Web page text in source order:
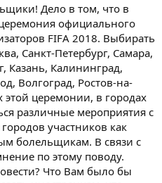
Дело в том, что в
официального
FIFA 2018. Выбирать
Санкт-Петербург, Самара,
Казань, Калининград,
Волгоград, Ростов-на-
этой церемонии, в городах
различные мероприятия с
участников как
болельщикам. В связи с
по этому поводу.
Что Вам было бы